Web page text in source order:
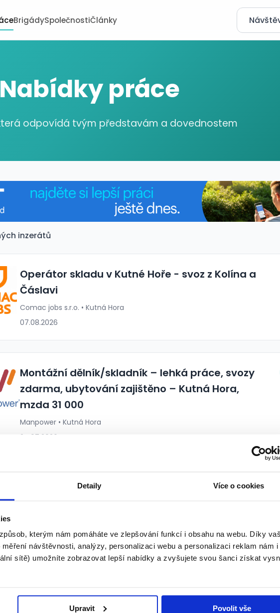
Detaily Více o cookies
kterým nám pomáháte ve zlepšování funkcí i obsahu na webu. Díky
návštěvnosti, analýzy, personalizaci webu a personalizaci reklam nám i
sítě) umožníte zobrazovat lepší nabídky a zvyšujete svou šanci získat
Upravit Povolit vše
BrigádySpolečnostiČlánky
Nabídky práce
odpovídá tvým představám a dovednostem
inzerátů
Operátor skladu v Kutné Hoře - svoz z Kolína a
Čáslavi
Comac jobs s.r.o. • Kutná Hora
07.08.2026
Montážní dělník/skladník – lehká práce, svozy
zdarma, ubytování zajištěno – Kutná Hora,
mzda 31 000
Manpower • Kutná Hora
24.07.2026
Operátor skladu v Kutné Hoře - svoz z Kolína a
24.07.2026
Grafton Recruitment s.r.o. • Kutná Hora